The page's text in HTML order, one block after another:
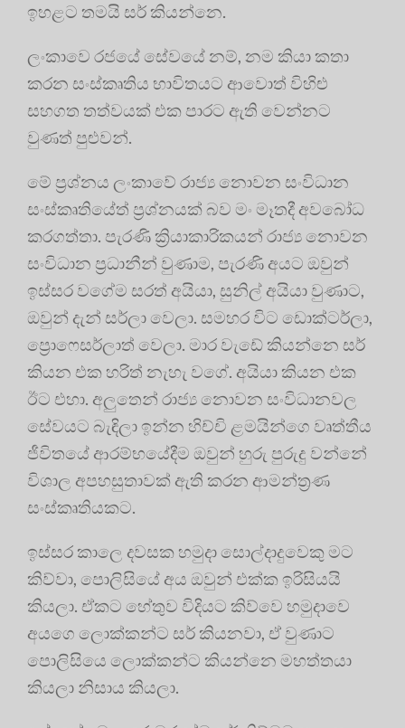
ඉහළට තමයි සර් කියන්නෙ.
ලංකාවෙ රජයේ සේවයේ නම්, නම කියා කතා
කරන සංස්කෘතිය භාවිතයට ආවොත් විහිළු
සහගත තත්වයක් එක පාරට ඇති වෙන්නට
වුණත් පුළුවන්.
මේ ප්‍රශ්නය ලංකාවේ රාජ්‍ය නොවන සංවිධාන
සංස්කෘතියේත් ප්‍රශ්නයක් බව මං මෑතදී අවබෝධ
කරගත්තා. පැරණි ක්‍රියාකාරිකයන් රාජ්‍ය නොවන
සංවිධාන ප්‍රධානීන් වුණාම, පැරණි අයට ඔවුන්
ඉස්සර වගේම සරත් අයියා, සුනිල් අයියා වුණාට,
ඔවුන් දැන් සර්ලා වෙලා. සමහර විට ඩොක්ටර්ලා,
ප්‍රොෆෙසර්ලාත් වෙලා. මාර වැඩේ කියන්නෙ සර්
කියන එක හරිත් නැහැ වගේ. අයියා කියන එක
ඊට එහා. අලුතෙන් රාජ්‍ය නොවන සංවිධානවල
සේවයට බැඳිලා ඉන්න හිච්චි ළමයින්ගෙ වෘත්තීය
ජීවිතයේ ආරම්භයේදීම ඔවුන් හුරු පුරුදු වන්නේ
විශාල අපහසුතාවක් ඇති කරන ආමන්ත්‍රණ
සංස්කෘතියකට.
ඉස්සර කාලෙ දවසක හමුදා සොල්දාදුවෙකු මට
කිව්වා, පොලිසියේ අය ඔවුන් එක්ක ඉරිසියයි
කියලා. ඒකට හේතුව විදියට කිව්වෙ හමුදාවෙ
අයගෙ ලොක්කන්ට සර් කියනවා, ඒ වුණාට
පොලිසියෙ ලොක්කන්ට කියන්නෙ මහත්තයා
කියලා නිසාය කියලා.